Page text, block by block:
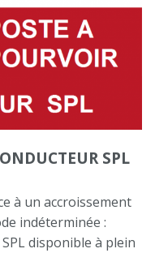
SPL
à un accroissement
indéterminée :
disponible à plein